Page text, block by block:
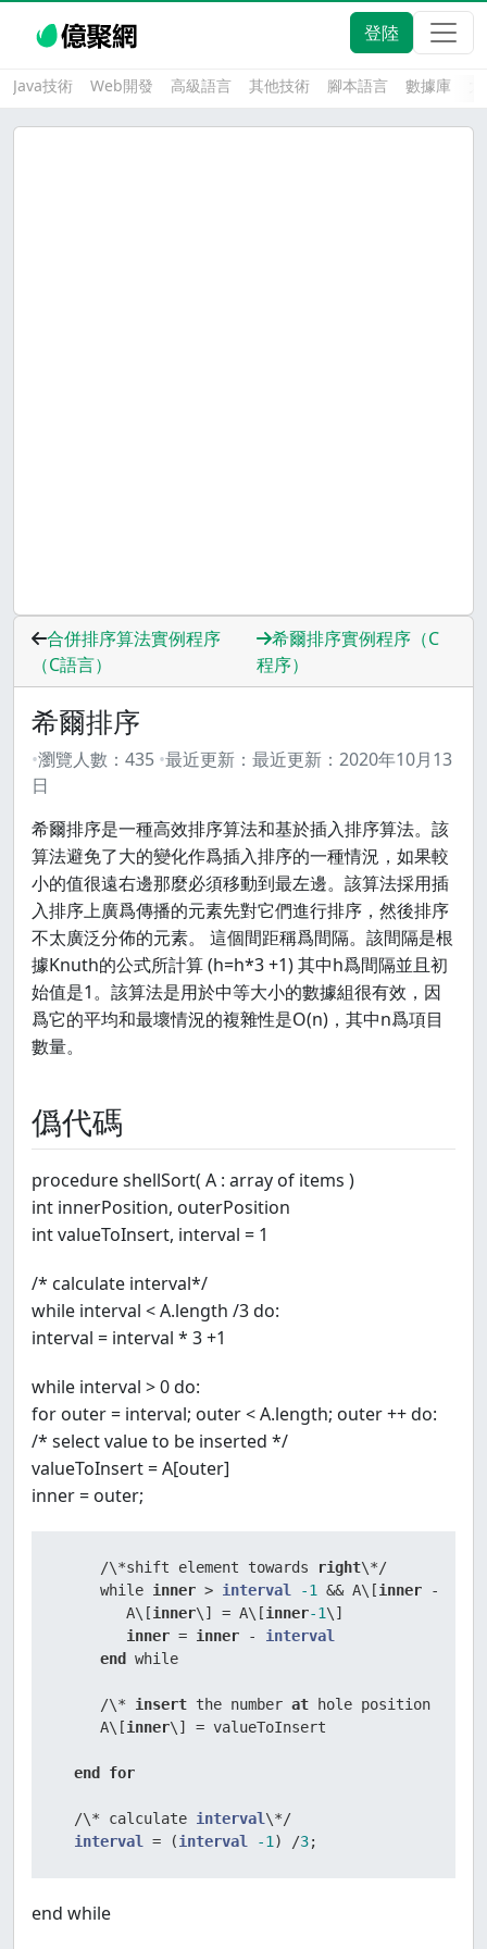
登陸
Java技術 Web開發 高級語言 其他技術 腳本語言 數據庫
合併排序算法實例程序
（C語言）
希爾排序實例程序（C
程序）
希爾排序
瀏覽人數： 435 最近更新： 最近更新： 2020年10月13
日
希爾排序是一種高效排序算法和基於插入排序算法。該
算法避免了大的變化作爲插入排序的一種情況，如果較
小的值很遠右邊那麼必須移動到最左邊。該算法採用插
入排序上廣爲傳播的元素先對它們進行排序，然後排序
不太廣泛分佈的元素。 這個間距稱爲間隔。該間隔是根
據Knuth的公式所計算 (h=h*3 +1) 其中h爲間隔並且初
始值是1。該算法是用於中等大小的數據組很有效，因
爲它的平均和最壞情況的複雜性是O(n)，其中n爲項目
數量。
僞代碼
procedure shellSort( A : array of items )
int innerPosition, outerPosition
int valueToInsert, interval = 1
/* calculate interval*/
while interval < A.length /3 do:
interval = interval * 3 +1
while interval > 0 do:
for outer = interval; outer < A.length; outer ++ do:
/* select value to be inserted */
valueToInsert = A[outer]
inner = outer;
/\*shift element towards right\*/
     while
inner > interval -1 && A\[inner -
        A\[
inner\] = A\[inner-1\]
inner = inner -
interval
end
while
/\* insert the number at hole position \
     A\[
inner\] = valueToInsert
end for
/\* calculate interval \*/
interval
= (interval -1 ) /3;
end while